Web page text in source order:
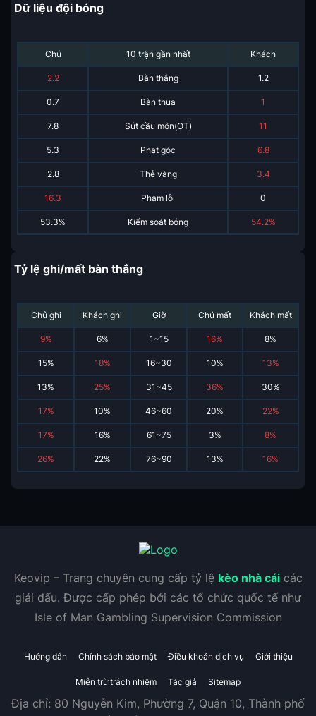
Dữ liệu đội bóng
Chủ 10 trận gần nhất Khách
2.2 Bàn thắng 1.2
0.7 Bàn thua 1
7.8 Sút cầu môn(OT) 11
5.3 Phạt góc 6.8
2.8 Thẻ vàng 3.4
16.3 Phạm lỗi 0
53.3% Kiểm soát bóng 54.2%
Tỷ lệ ghi/mất bàn thắng
Chủ ghi Khách ghi Giờ Chủ mất Khách mất
9% 6% 1~15 16% 8%
15% 18% 16~30 10% 13%
13% 25% 31~45 36% 30%
17% 10% 46~60 20% 22%
17% 16% 61~75 3% 8%
26% 22% 76~90 13% 16%
Keovip – Trang chuyên cung cấp tỷ lệ kèo nhà cáicác
giải đấu. Được cấp phép bởi các tổ chức quốc tế như
Isle of Man Gambling Supervision Commission
Hướng dẫn Chính sách bảo mật Điều khoản dịch vụ Giới thiệu
Miễn trừ trách nhiệm Tác giả Sitemap
Địa chỉ: 80 Nguyễn Kim, Phường 7, Quận 10, Thành phố